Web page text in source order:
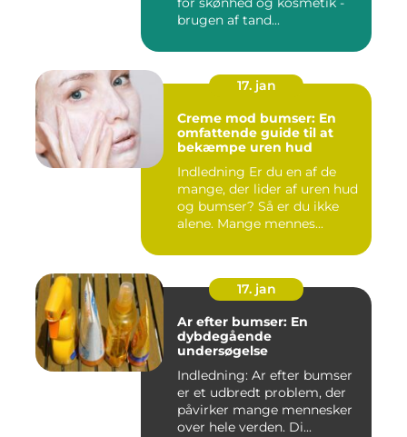
brugen af tand...
17. jan
Creme mod bumser: En
omfattende guide til at
bekæmpe uren hud
Indledning Er du en af de
mange, der lider af uren hud
og bumser? Så er du ikke
alene. Mange mennes...
17. jan
Ar efter bumser: En
dybdegående
undersøgelse
Indledning: Ar efter bumser
er et udbredt problem, der
påvirker mange mennesker
over hele verden. Di...